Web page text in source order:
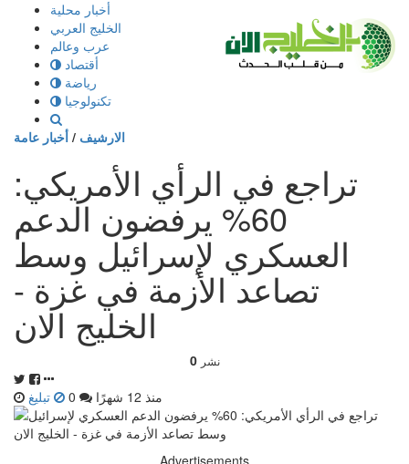
إذهب
المحتوى
أخبار محلية
الخليج العربي
عرب وعالم
أقتصاد
رياضة
تكنولوجيا
الارشيف / أخبار عامة
تراجع في الرأي الأمريكي:
60% يرفضون الدعم
العسكري لإسرائيل وسط
تصاعد الأزمة في غزة -
الخليج الان
0 نشر
منذ 12 شهرًا تبليغ
Advertisements